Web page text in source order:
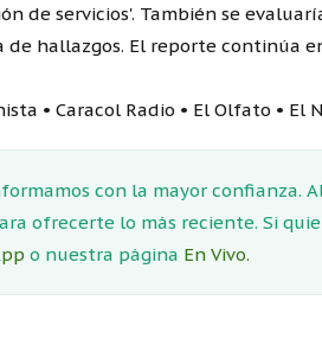
de servicios'. También se
de hallazgos. El reporte continúa
• Caracol Radio • El Olfato • El
con la mayor confianza.
ofrecerte lo más reciente. Si
o nuestra página En Vivo.